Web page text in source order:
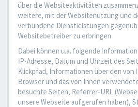
über die Websiteaktivitäten
weitere, mit der Websitenutzung und
verbundene Dienstleistungen
Websitebetreiber zu erbringen.
Dabei können u.a. folgende
IP-Adresse, Datum und Uhrzeit des
Klickpfad, Informationen über den von
Browser und das von Ihnen
besuchte Seiten, Referrer-URL
unsere Webseite aufgerufen haben),